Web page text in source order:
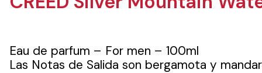
Eau de parfum – For men – 100ml
Las Notas de Salida son bergamota y